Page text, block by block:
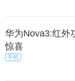
华为Nova3:红外
惊喜
手机